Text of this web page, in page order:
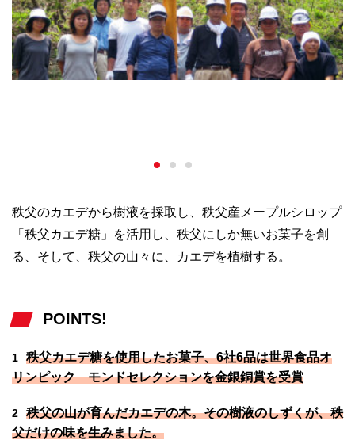
秩父のカエデから樹液を採取し、秩父産メープルシロップ
「秩父カエデ糖」を活用し、秩父にしか無いお菓子を創
る、そして、秩父の山々に、カエデを植樹する。
POINTS!
1
秩父カエデ糖を使用したお菓子、6社6品は世界食品オ
リンピック モンドセレクションを金銀銅賞を受賞
2
秩父の山が育んだカエデの木。その樹液のしずくが、秩
父だけの味を生みました。